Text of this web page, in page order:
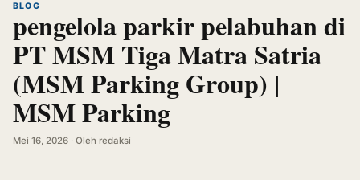
BLOG
pengelola parkir pelabuhan di
PT MSM Tiga Matra Satria
(MSM Parking Group) |
MSM Parking
Mei 16, 2026 · Oleh redaksi